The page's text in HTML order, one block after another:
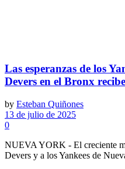
Las esperanzas de los
Devers en el Bronx
by Esteban Quiñones
13 de julio de 2025
0
NUEVA YORK - El creciente
Devers y a los Yankees de